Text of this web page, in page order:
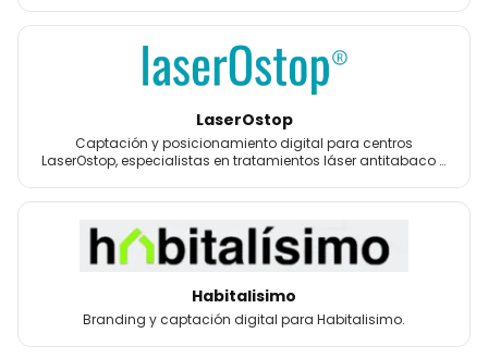
LaserOstop
Captación y posicionamiento digital para centros
LaserOstop, especialistas en tratamientos láser antitabaco y
Habitalisimo
Branding y captación digital para Habitalisimo.